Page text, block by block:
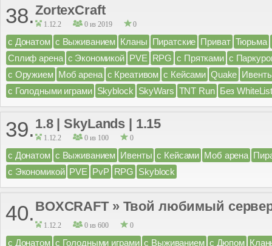
38.ZortexCraft
1.12.2 0 из 2019 0
с Донатом с Выживанием Кланы Пиратские Приват Тюрьма
Сплиф арена с Экономикой PVE RPG с Прятками с
с Оружием Моб арена с Креативом с Кейсами Quake
с Голодными играми Skyblock SkyWars TNT Run Без WhiteList
39. 1.8 | SkyLands | 1.15
1.12.2 0 из 100 0
с Донатом с Выживанием Ивенты с Кейсами Моб арена
с Экономикой PVE PvP RPG Skyblock
40. BOXCRAFT » Твой любимый сервер
1.12.2 0 из 600 0
с Донатом с Голодными играми с Выживанием с Дюпом